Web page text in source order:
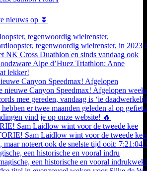
nieuws op ⏬
tegenwoordig wielrenster,
Canyon Speedmax! Afgelopen
Sam Laidlow wint voor de tweede kee
een historische en vooral indru